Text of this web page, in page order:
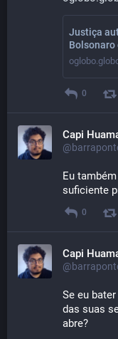
Justiça
Bolsonaro
0
Capi
Eu
suficiente
0
Capi
Se eu
das suas
abre?